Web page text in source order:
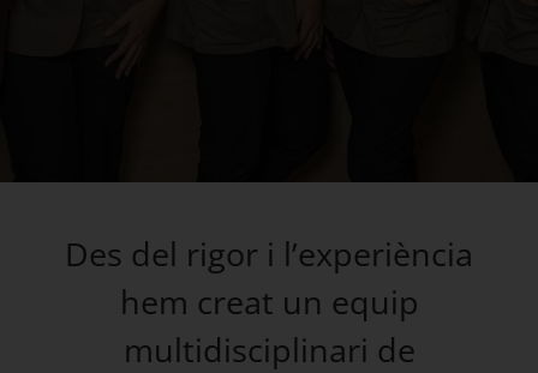
Des del rigor i l’experiència
hem creat un equip
multidisciplinari de